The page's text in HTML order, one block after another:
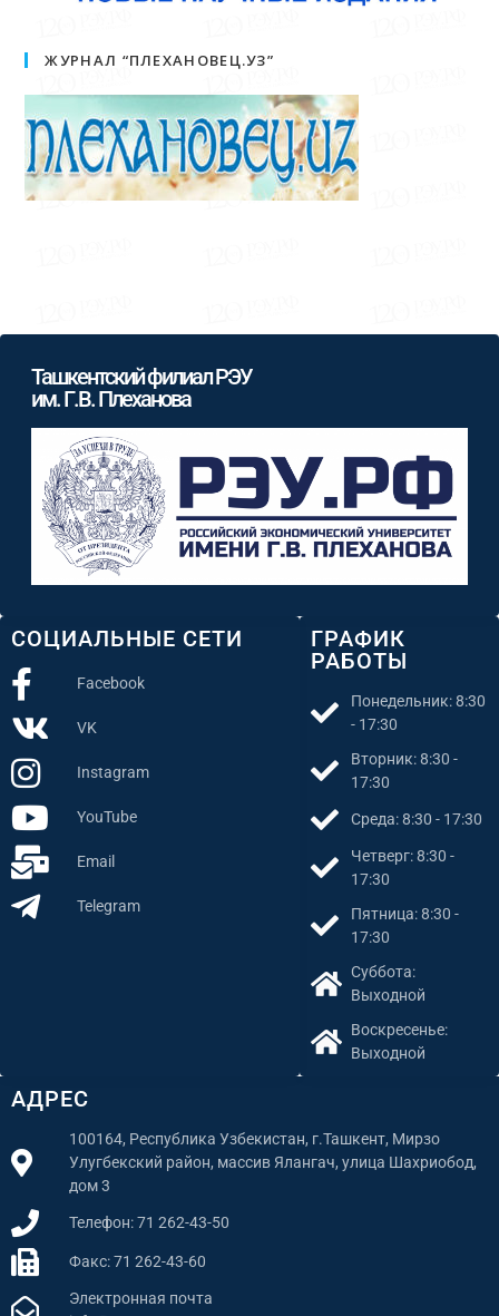
ЖУРНАЛ “ПЛЕХАНОВЕЦ.УЗ”
АДРЕС
100164, Республика Узбекистан, г.Ташкент, Мирзо
Улугбекский район, массив Ялангач, улица Шахриобод,
дом 3
Телефон: 71 262-43-50
Факс: 71 262-43-60
Электронная почта
ГРАФИК
РАБОТЫ
Понедельник: 8:30
- 17:30
Вторник: 8:30 -
17:30
Среда: 8:30 - 17:30
Четверг: 8:30 -
17:30
Пятница: 8:30 -
17:30
Суббота:
Выходной
Воскресенье:
Выходной
СОЦИАЛЬНЫЕ СЕТИ
Facebook
VK
Instagram
YouTube
Email
Telegram
Ташкентский филиал РЭУ
им. Г.В. Плеханова